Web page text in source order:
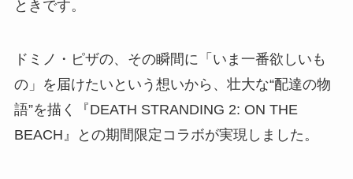
ときです。
ドミノ・ピザの、その瞬間に「いま一番欲しいも
の」を届けたいという想いから、壮大な“配達の物
語”を描く『DEATH STRANDING 2: ON THE
BEACH』との期間限定コラボが実現しました。